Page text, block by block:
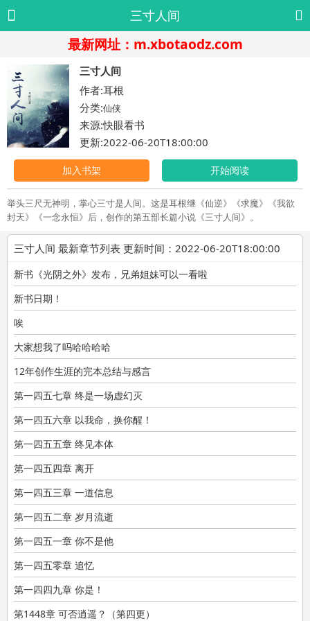
三寸人间
最新网址：m.xbotaodz.com
三寸人间
作者:耳根
分类:仙侠
来源:快眼看书
更新:2022-06-20T18:00:00
加入书架 开始阅读
举头三尺无神明，掌心三寸是人间。这是耳根继《仙逆》《求魔》《我欲
封天》《一念永恒》后，创作的第五部长篇小说《三寸人间》。
三寸人间 最新章节列表 更新时间：2022-06-20T18:00:00
新书《光阴之外》发布，兄弟姐妹可以一看啦
新书日期！
唉
大家想我了吗哈哈哈哈
12年创作生涯的完本总结与感言
第一四五七章 终是一场虚幻灭
第一四五六章 以我命，换你醒！
第一四五五章 终见本体
第一四五四章 离开
第一四五三章 一道信息
第一四五二章 岁月流逝
第一四五一章 你不是他
第一四五零章 追忆
第一四四九章 你是！
第1448章 可否逍遥？（第四更）